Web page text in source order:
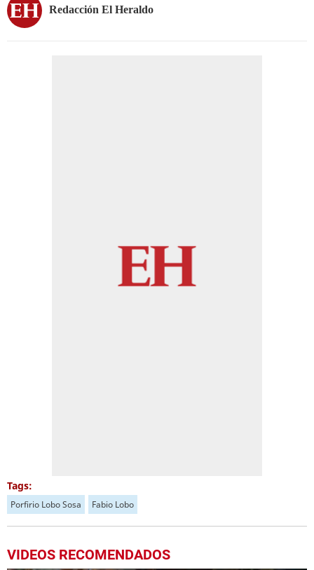
Redacción El Heraldo
Tags:
Porfirio Lobo Sosa Fabio Lobo
VIDEOS RECOMENDADOS